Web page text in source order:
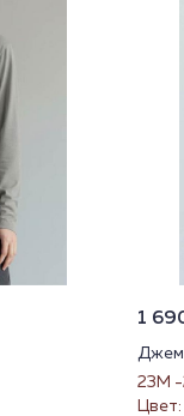
1
23М -
Цвет: